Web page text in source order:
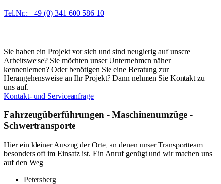
Tel.Nr.: +49 (0) 341 600 586 10
Sie haben ein Projekt vor sich und sind neugierig auf unsere
Arbeitsweise? Sie möchten unser Unternehmen näher
kennenlernen? Oder benötigen Sie eine Beratung zur
Herangehensweise an Ihr Projekt? Dann nehmen Sie Kontakt zu
uns auf.
Kontakt- und Serviceanfrage
Fahrzeugüberführungen - Maschinenumzüge -
Schwertransporte
Hier ein kleiner Auszug der Orte, an denen unser Transportteam
besonders oft im Einsatz ist. Ein Anruf genügt und wir machen uns
auf den Weg
Petersberg